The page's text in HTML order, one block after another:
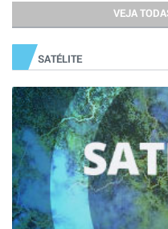
VEJA
SATÉLITE